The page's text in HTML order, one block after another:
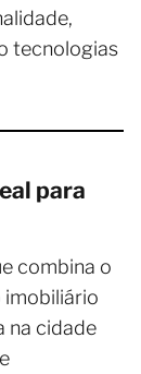
tecnologias
para
combina o
imobiliário
na cidade